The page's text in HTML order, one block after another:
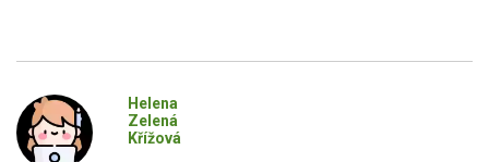
Helena
Zelená
Křížová